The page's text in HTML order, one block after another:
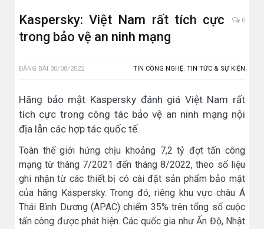
Kaspersky: Việt Nam rất tích cực
trong bảo vệ an ninh mạng
0
ĐĂNG BÀI 30/08/2022 TIN CÔNG NGHỆ, TIN TỨC & SỰ KIỆN
Hãng bảo mật Kaspersky đánh giá Việt Nam rất
tích cực trong công tác bảo vệ an ninh mạng nội
địa lẫn các hợp tác quốc tế.
Toàn thế giới hứng chịu khoảng 7,2 tỷ đợt tấn công
mạng từ tháng 7/2021 đến tháng 8/2022, theo số liệu
ghi nhận từ các thiết bị có cài đặt sản phẩm bảo mật
của hãng Kaspersky. Trong đó, riêng khu vực châu Á
Thái Bình Dương (APAC) chiếm 35% trên tổng số cuộc
tấn công được phát hiện. Các quốc gia như Ấn Độ, Nhật